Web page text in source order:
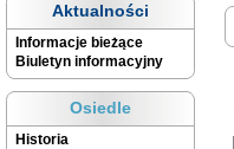
Aktualności
Informacje bieżące
Biuletyn informacyjny
Osiedle
Historia